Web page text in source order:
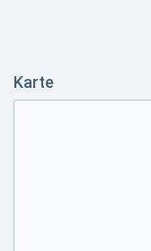
Karte